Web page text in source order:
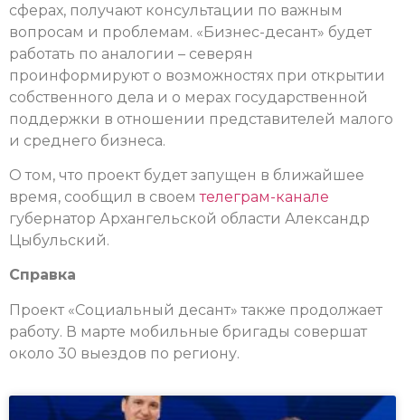
сферах, получают консультации по важным
вопросам и проблемам. «Бизнес-десант» будет
работать по аналогии – северян
проинформируют о возможностях при открытии
собственного дела и о мерах государственной
поддержки в отношении представителей малого
и среднего бизнеса.
О том, что проект будет запущен в ближайшее
время, сообщил в своемтелеграм-канале
губернатор Архангельской области Александр
Цыбульский.
Справка
Проект «Социальный десант» также продолжает
работу. В марте мобильные бригады совершат
около 30 выездов по региону.